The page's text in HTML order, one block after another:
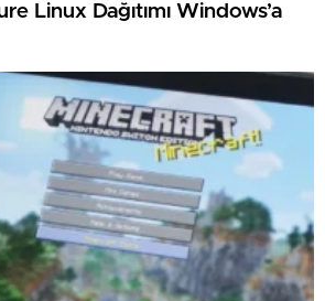
Linux Dağıtımı Windows’a